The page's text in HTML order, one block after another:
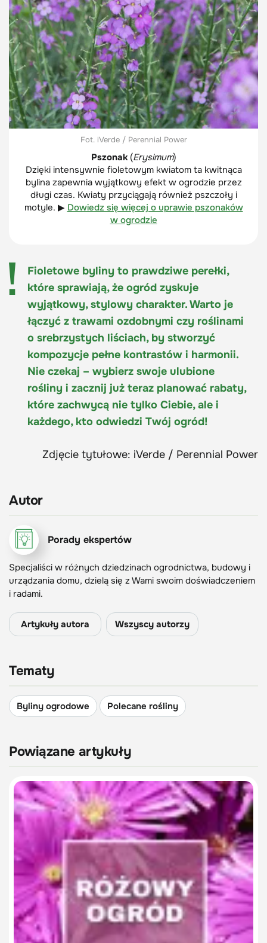
Fot. iVerde / Perennial Power
Pszonak(Erysimum)
Dzięki intensywnie fioletowym kwiatom ta kwitnąca
bylina zapewnia wyjątkowy efekt w ogrodzie przez
długi czas. Kwiaty przyciągają również pszczoły i
motyle. ▶ Dowiedz się więcej o uprawie pszonaków
w ogrodzie
Fioletowe byliny to prawdziwe perełki,
które sprawiają, że ogród zyskuje
wyjątkowy, stylowy charakter. Warto je
łączyć z trawami ozdobnymi czy roślinami
o srebrzystych liściach, by stworzyć
kompozycje pełne kontrastów i harmonii.
Nie czekaj – wybierz swoje ulubione
rośliny i zacznij już teraz planować rabaty,
które zachwycą nie tylko Ciebie, ale i
każdego, kto odwiedzi Twój ogród!
Zdjęcie tytułowe: iVerde / Perennial Power
Autor
Porady ekspertów
Specjaliści w różnych dziedzinach ogrodnictwa, budowy i
urządzania domu, dzielą się z Wami swoim doświadczeniem
i radami.
Artykuły autora Wszyscy autorzy
Tematy
Byliny ogrodowe Polecane rośliny
Powiązane artykuły